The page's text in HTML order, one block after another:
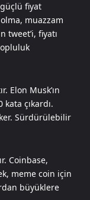
fiyat
muazzam
tweet’i, fiyatı
Elon Musk’ın
kata çıkardı.
Sürdürülebilir
Coinbase,
meme coin için
büyüklere